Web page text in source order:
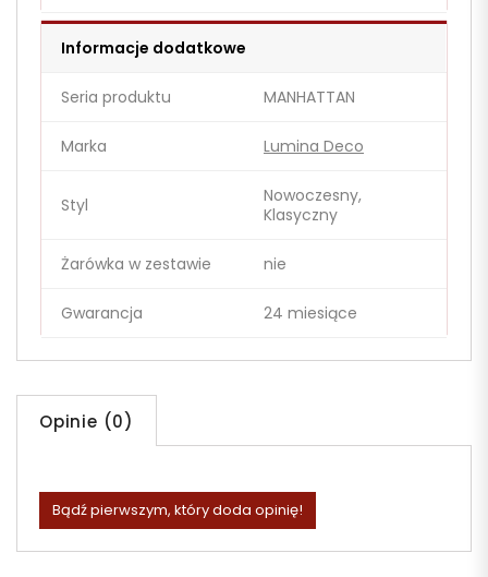
Informacje dodatkowe
Seria produktu MANHATTAN
Marka Lumina Deco
Styl
Nowoczesny,
Klasyczny
Żarówka w zestawie nie
Gwarancja 24 miesiące
Opinie (0)
Bądź pierwszym, który doda opinię!